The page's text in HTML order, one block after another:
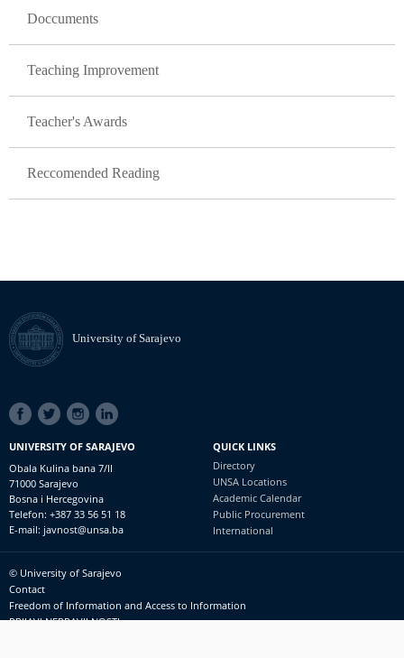
Doccuments
Teaching Improvement
Teacher's Awards
Reccomended Reading
University of Sarajevo
SOCIAL
LINKS
UNIVERSITY OF SARAJEVO
Obala Kulina bana 7/II
71000 Sarajevo
Bosna i Hercegovina
Telefon: +387 33 56 51 18
E-mail: javnost@unsa.ba
QUICK LINKS
Directory
UNSA Locations
Academic Calendar
Public Procurement
International
Footer
meni
© University of Sarajevo
Contact
Freedom of Information and Access to Information
PRIJAVI NEPRAVILNOSTI